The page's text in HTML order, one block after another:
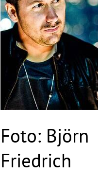
Foto: Björn
Friedrich